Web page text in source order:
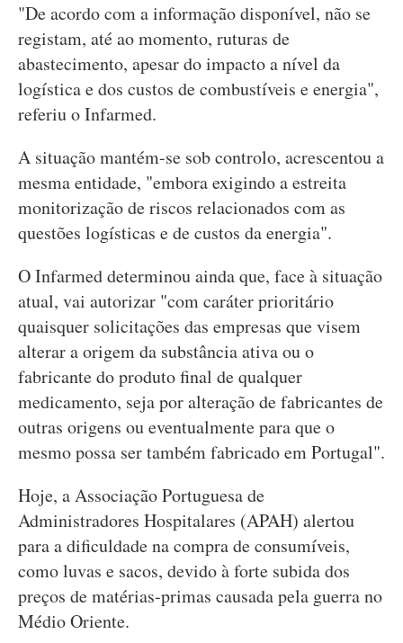
"De acordo com a informação disponível, não se
registam, até ao momento, ruturas de
abastecimento, apesar do impacto a nível da
logística e dos custos de combustíveis e energia",
referiu o Infarmed.
A situação mantém-se sob controlo, acrescentou a
mesma entidade, "embora exigindo a estreita
monitorização de riscos relacionados com as
questões logísticas e de custos da energia".
O Infarmed determinou ainda que, face à situação
atual, vai autorizar "com caráter prioritário
quaisquer solicitações das empresas que visem
alterar a origem da substância ativa ou o
fabricante do produto final de qualquer
medicamento, seja por alteração de fabricantes de
outras origens ou eventualmente para que o
mesmo possa ser também fabricado em Portugal".
Hoje, a Associação Portuguesa de
Administradores Hospitalares (APAH) alertou
para a dificuldade na compra de consumíveis,
como luvas e sacos, devido à forte subida dos
preços de matérias-primas causada pela guerra no
Médio Oriente.